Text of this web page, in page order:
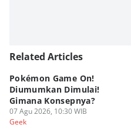
Related Articles
Pokémon Game On!
Diumumkan Dimulai!
Gimana Konsepnya?
07 Agu 2026, 10:30 WIB
Geek